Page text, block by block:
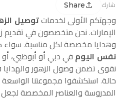
شارك Share
وجهتكم الأولى لخدمات توصيل
الإمارات. نحن متخصصون في تقديم
وهدايا مخصصة لكل مناسبة. سواء
نفس اليوم في دبي أو أبوظبي،
نقوى تضمن وصول الزهور
حالة. استكشفوا مجموعتنا الواسعة
المدروسة والعناصر المخصصة